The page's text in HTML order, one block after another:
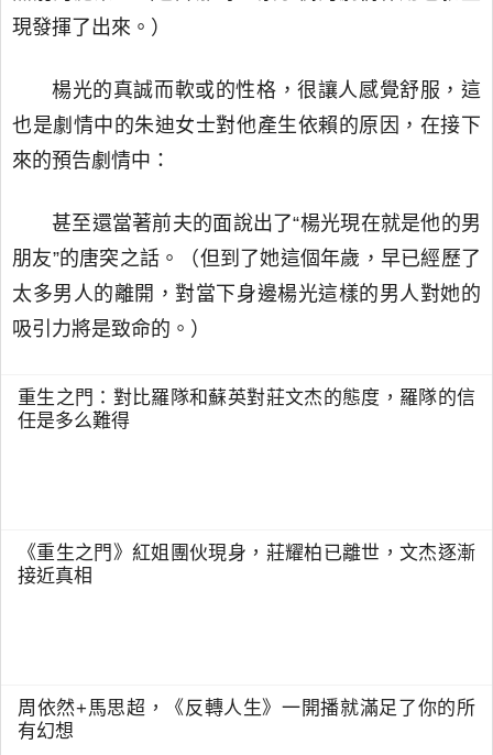
現發揮了出來。）
楊光的真誠而軟或的性格，很讓人感覺舒服，這
也是劇情中的朱迪女士對他產生依賴的原因，在接下
來的預告劇情中：
甚至還當著前夫的面說出了“楊光現在就是他的男
朋友”的唐突之話。（但到了她這個年歲，早已經歷了
太多男人的離開，對當下身邊楊光這樣的男人對她的
吸引力將是致命的。）
重生之門：對比羅隊和蘇英對莊文杰的態度，羅隊的信
任是多么難得
《重生之門》紅姐團伙現身，莊耀柏已離世，文杰逐漸
接近真相
周依然+馬思超，《反轉人生》一開播就滿足了你的所
有幻想